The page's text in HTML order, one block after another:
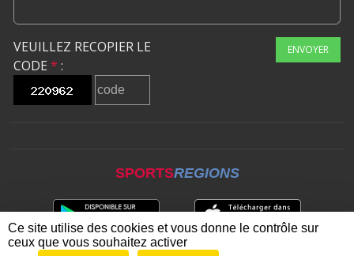
VEUILLEZ RECOPIER LE
CODE * :
ENVOYER
SPORTSREGIONS
Ce site utilise des cookies et vous donne le contrôle sur
ceux que vous souhaitez activer